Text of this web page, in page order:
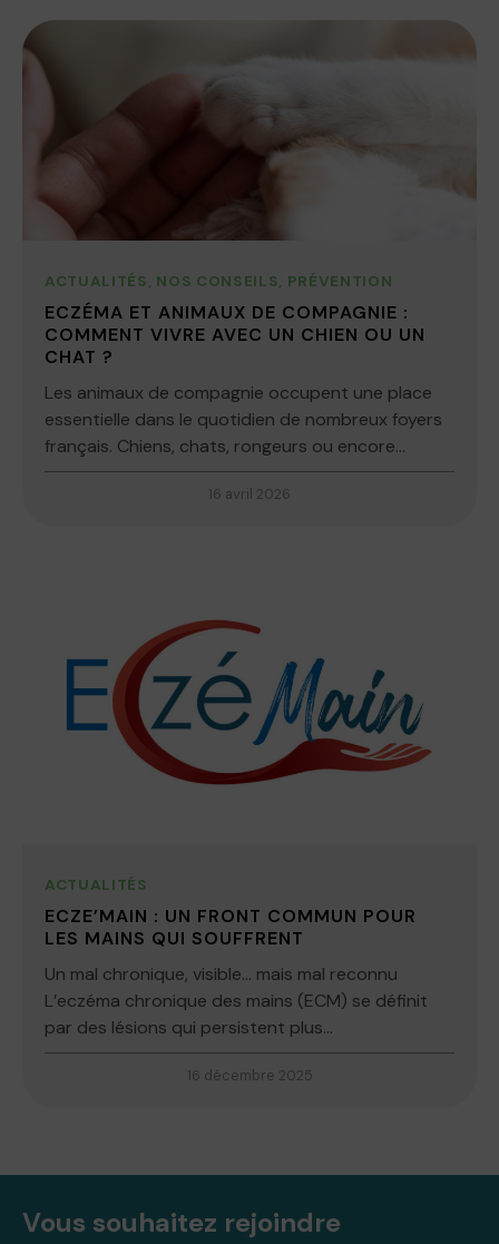
ACTUALITÉS, NOS CONSEILS, PRÉVENTION
ECZÉMA ET ANIMAUX DE COMPAGNIE :
COMMENT VIVRE AVEC UN CHIEN OU UN
CHAT ?
Les animaux de compagnie occupent une place
essentielle dans le quotidien de nombreux foyers
français. Chiens, chats, rongeurs ou encore...
16 avril 2026
ACTUALITÉS
ECZE’MAIN : UN FRONT COMMUN POUR
LES MAINS QUI SOUFFRENT
Un mal chronique, visible… mais mal reconnu
L’eczéma chronique des mains (ECM) se définit
par des lésions qui persistent plus...
16 décembre 2025
Vous souhaitez rejoindre